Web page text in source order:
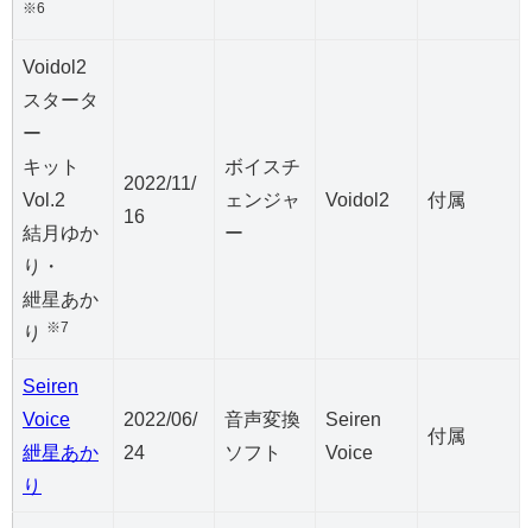
※6
Voidol2
スタータ
ー
キット
Vol.2
結月ゆか
り・
紲星あか
り
※7
2022/11/
16
ボイスチ
ェンジャ
ー
Voidol2 付属
Seiren
Voice
紲星あか
り
2022/06/
24
音声変換
ソフト
Seiren
Voice
付属